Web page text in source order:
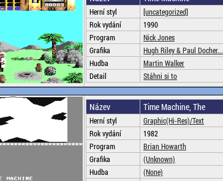
Herní styl
[uncategorized]
Rok vydání
1990
Program
Nick Jones
Grafika
Hugh Riley & Paul Docher...
Hudba
Martin Walker
Detail
Stáhni si to
Název Time Machine, The
Herní styl
Graphic(Hi-Res)/Text
Rok vydání
1982
Program
Brian Howarth
Grafika
(Unknown)
Hudba
(None)